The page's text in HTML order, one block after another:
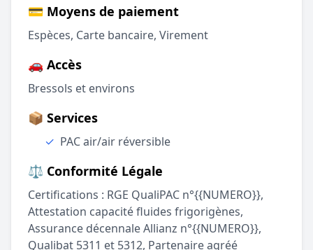
💳 Moyens de paiement
Espèces, Carte bancaire, Virement
🚗 Accès
Bressols et environs
📦 Services
✓ PAC air/air réversible
⚖️ Conformité Légale
Certifications : RGE QualiPAC n°{{NUMERO}},
Attestation capacité fluides frigorigènes,
Assurance décennale Allianz n°{{NUMERO}},
Qualibat 5311 et 5312, Partenaire agréé